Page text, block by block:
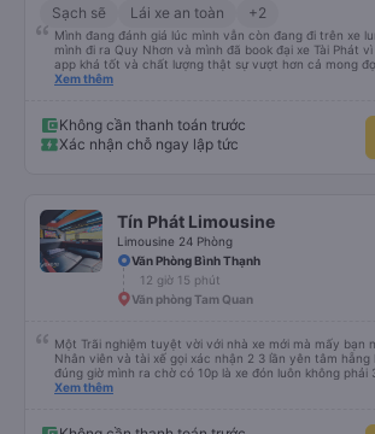
Sạch sẽ Lái xe an toàn +2
Mình đang đánh giá lúc mình vẫn còn đang đi trên xe
mình đi ra Quy Nhơn và mình đã book đại xe Tài Phát
app khá tốt và chất lượng thật sự vượt hơn cả mong
giường đôi và vừa đủ cho 2 người. Nhân viên của nhà
trung chuyển và lên xe lớn thì luôn hỗ trợ xách vali
có cả bánh và sữa miễn phí cho khách còn chuẩn bị cả
mền, gối và đặc biệt là có gối ôm. Nchung là phải chấm
Xem thêm
Không cần thanh toán trước
Xác nhận chỗ ngay lập tức
Tín Phát Limousine
Limousine 24 Phòng
Văn Phòng Bình Thạnh
12 giờ 15 phút
Văn phòng Tam Quan
Một Trãi nghiệm tuyệt vời với nhà xe mới mà mấy bạn
Nhân viên và tài xế gọi xác nhận 2 3 lần yên tâm hẵng
đúng giờ mình ra chờ có 10p là xe đón luôn không phải
đợi cực + Xe mới, xịn, thơm và Đặt biệt là cực kỳ ưng mền gối trên xe luôn
trên không bị vướng chân như các xe khác mình từng đi + Tài xế lơ xe nhiệt
Xem thêm